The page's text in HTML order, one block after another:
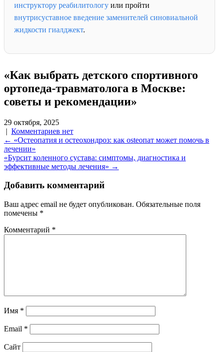
инструктору реабилитологу или пройти
внутрисуставное введение заменителей синовиальной
жидкости гиалджект.
«Как выбрать детского спортивного
ортопеда-травматолога в Москве:
советы и рекомендации»
29 октября, 2025
| Комментариев нет
Навигация
по
записям
← «Остеопатия и остеохондроз: как osteопат может помочь в
лечении»
«Бурсит коленного сустава: симптомы, диагностика и
эффективные методы лечения» →
Добавить комментарий
Ваш адрес email не будет опубликован. Обязательные поля
помечены *
Комментарий *
Имя *
Email *
Сайт